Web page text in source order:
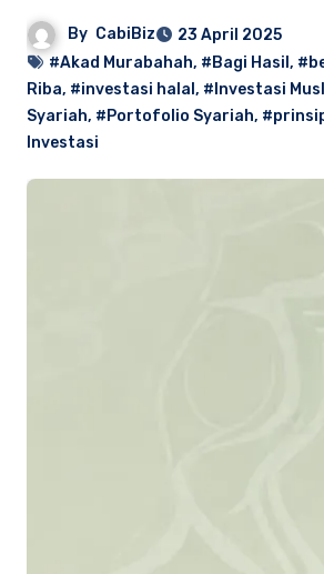
By CabiBiz
23 April 2025
#Akad Murabahah, #Bagi Hasil ,
Riba, #investasi halal , #Investasi
Syariah, #Portofolio Syariah,
Investasi